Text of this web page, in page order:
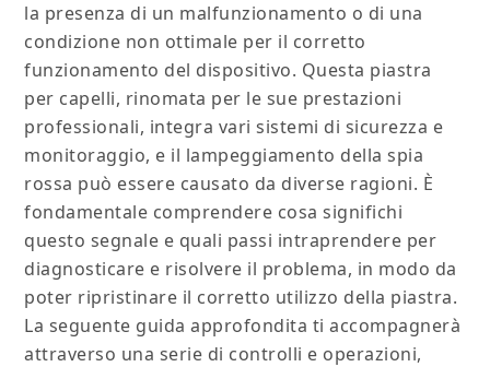
la presenza di un malfunzionamento o di una
condizione non ottimale per il corretto
funzionamento del dispositivo. Questa piastra
per capelli, rinomata per le sue prestazioni
professionali, integra vari sistemi di sicurezza e
monitoraggio, e il lampeggiamento della spia
rossa può essere causato da diverse ragioni. È
fondamentale comprendere cosa significhi
questo segnale e quali passi intraprendere per
diagnosticare e risolvere il problema, in modo da
poter ripristinare il corretto utilizzo della piastra.
La seguente guida approfondita ti accompagnerà
attraverso una serie di controlli e operazioni,